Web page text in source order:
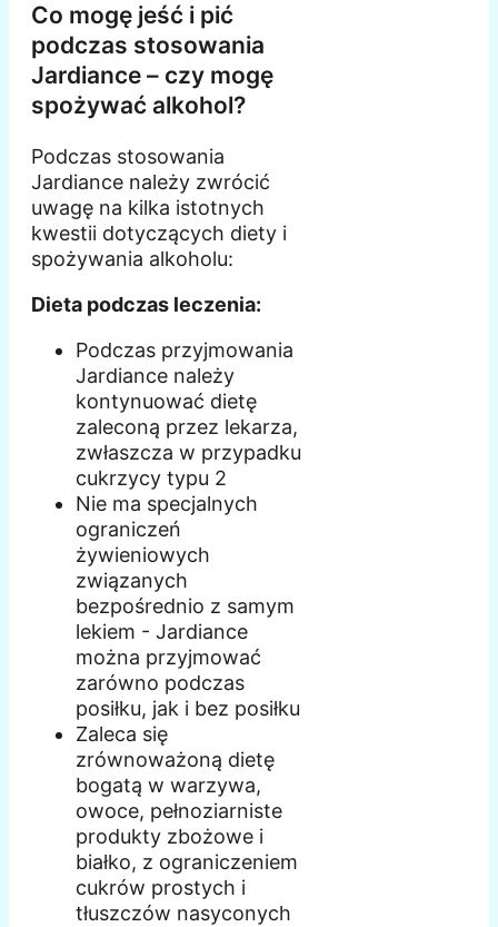
Co mogę jeść i pić
podczas stosowania
Jardiance – czy mogę
spożywać alkohol?
Podczas stosowania
Jardiance należy zwrócić
uwagę na kilka istotnych
kwestii dotyczących diety i
spożywania alkoholu:
Dieta podczas leczenia:
Podczas przyjmowania
Jardiance należy
kontynuować dietę
zaleconą przez lekarza,
zwłaszcza w przypadku
cukrzycy typu 2
Nie ma specjalnych
ograniczeń
żywieniowych
związanych
bezpośrednio z samym
lekiem - Jardiance
można przyjmować
zarówno podczas
posiłku, jak i bez posiłku
Zaleca się
zrównoważoną dietę
bogatą w warzywa,
owoce, pełnoziarniste
produkty zbożowe i
białko, z ograniczeniem
cukrów prostych i
tłuszczów nasyconych